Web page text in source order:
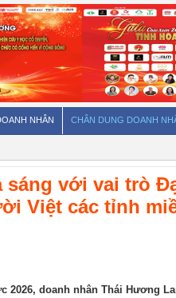
NHÂN CHÂN DUNG DOANH
sáng với vai trò
Việt các tỉnh
2026, doanh nhân Thái Hương